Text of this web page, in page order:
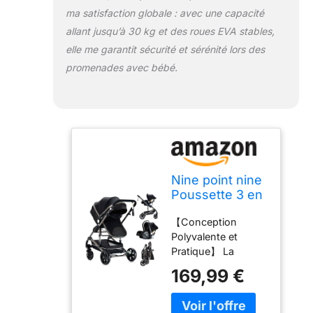
ma satisfaction globale : avec une capacité
allant jusqu’à 30 kg et des roues EVA stables,
elle me garantit sécurité et sérénité lors des
promenades avec bébé.
Nine point nine
Poussette 3 en
Bebe avec
Double Modes
de Poussée
Réversibles,
Poussette
Canne avec
【Conception
Polyvalente et
Pratique】 La
offre une
multifonctionnalité
avec trois modes
169,99 €